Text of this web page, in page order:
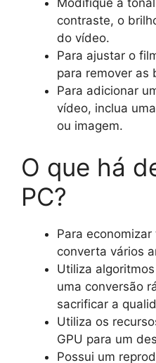
contraste, o
do vídeo.
Para ajustar o
para remover as
Para adicionar
vídeo, inclua
ou imagem.
O que há
PC?
Para
converta vários
Utiliza
uma conversão
sacrificar a
Utiliza os
GPU para um
Possui um